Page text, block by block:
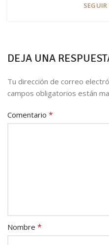
DEJA UNA
Tu dirección de correo
campos obligatorios están
Comentario *
Nombre *